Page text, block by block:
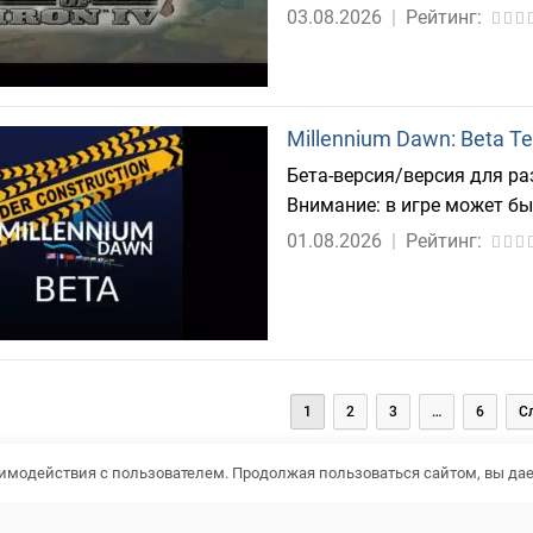
03.08.2026 | Рейтинг:
Millennium Dawn: Beta
Бета-версия/версия для
Внимание: в игре может
01.08.2026 | Рейтинг:
1 2 3 … 6
с пользователем. Продолжая пользоваться сайтом, вы